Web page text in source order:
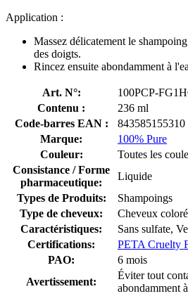
Application :
Massez délicatement le
des doigts.
Rincez ensuite abondamment à
Art. N°:
100PCP-
Contenu :
236 ml
Code-barres EAN :
843585155310
Marque:
100% Pure
Couleur:
Toutes les
Consistance / Forme
pharmaceutique:
Liquide
Types de Produits:
Shampoings
Type de cheveux:
Cheveux
Caractéristiques:
Sans sulfate,
Certifications:
PETA Cruelty
PAO:
6 mois
Avertissement:
Éviter tout
abondamment